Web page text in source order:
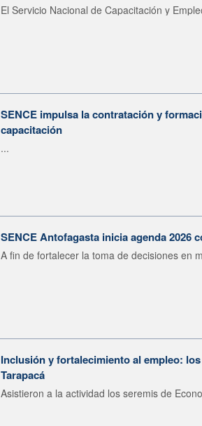
El Servicio Nacional de Capacitación y
SENCE impulsa la contratación y
capacitación
...
SENCE Antofagasta inicia agenda 2026
A fin de fortalecer la toma de decisiones en
Inclusión y fortalecimiento al empleo:
Tarapacá
Asistieron a la actividad los seremis de